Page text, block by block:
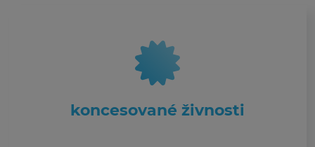
koncesované živnosti